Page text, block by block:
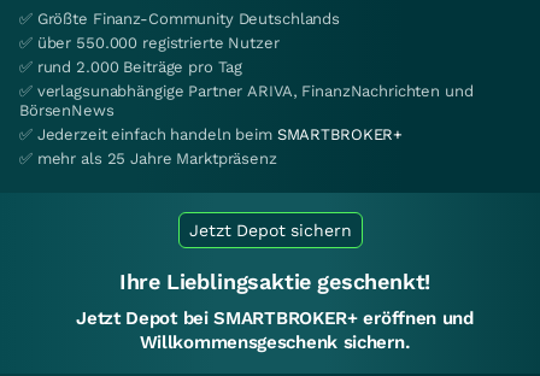
✅ Größte Finanz-Community Deutschlands
✅ über 550.000 registrierte Nutzer
✅ rund 2.000 Beiträge pro Tag
✅ verlagsunabhängige Partner ARIVA, FinanzNachrichten und
BörsenNews
✅ Jederzeit einfach handeln beim SMARTBROKER+
✅ mehr als 25 Jahre Marktpräsenz
Jetzt Depot sichern
Ihre Lieblingsaktie geschenkt!
Jetzt Depot bei SMARTBROKER+ eröffnen und
Willkommensgeschenk sichern.